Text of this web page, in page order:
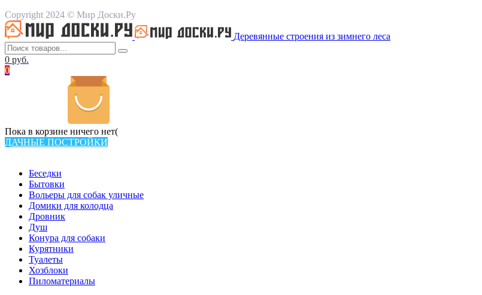
Copyright 2024 © Мир Доски.Ру
Деревянные строения из зимнего леса
0 руб.
0
Пока в корзине ничего нет(
ДАЧНЫЕ ПОСТРОЙКИ
Беседки
Бытовки
Вольеры для собак уличные
Домики для колодца
Дровник
Душ
Конура для собаки
Курятники
Туалеты
Хозблоки
Пиломатериалы